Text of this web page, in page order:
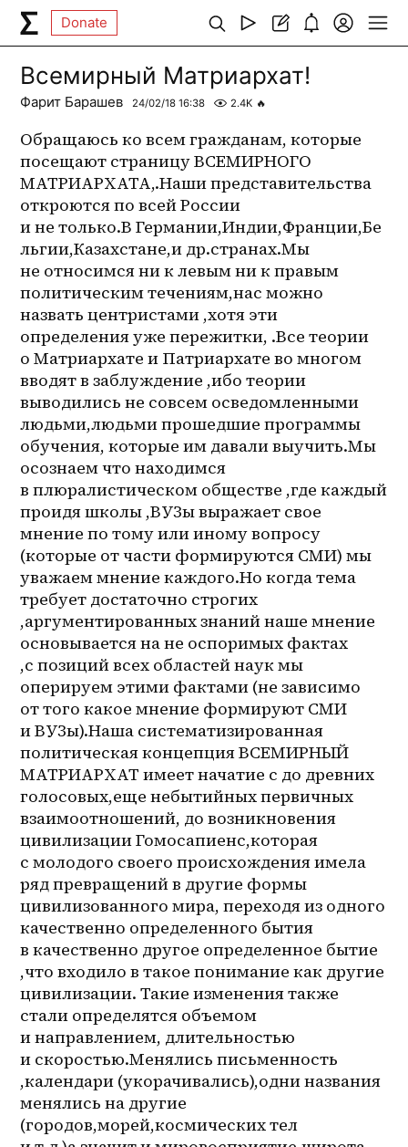
Donate
Всемирный Матриархат!
Фарит Барашев 24/02/18 16:38 2.4K 🔥
Обращаюсь ко всем гражданам, которые
посещают страницу ВСЕМИРНОГО
МАТРИАРХАТА,.Наши представительства
откроются по всей России
и не только.В Германии,Индии,Франции,Бе
льгии,Казахстане,и др.странах.Мы
не относимся ни к левым ни к правым
политическим течениям,нас можно
назвать центристами ,хотя эти
определения уже пережитки, .Все теории
о Матриархате и Патриархате во многом
вводят в заблуждение ,ибо теории
выводились не совсем осведомленными
людьми,людьми прошедшие программы
обучения, которые им давали выучить.Мы
осознаем что находимся
в плюралистическом обществе ,где каждый
проидя школы ,ВУЗы выражает свое
мнение по тому или иному вопросу
(которые от части формируются СМИ) мы
уважаем мнение каждого.Но когда тема
требует достаточно строгих
,аргументированных знаний наше мнение
основывается на не оспоримых фактах
,с позиций всех областей наук мы
оперируем этими фактами (не зависимо
от того какое мнение формируют СМИ
и ВУЗы).Наша систематизированная
политическая концепция ВСЕМИРНЫЙ
МАТРИАРХАТ имеет начатие с до древних
голосовых,еще небытийных первичных
взаимоотношений, до возникновения
цивилизации Гомосапиенс,которая
с молодого своего происхождения имела
ряд превращений в другие формы
цивилизованного мира, переходя из одного
качественно определенного бытия
в качественно другое определенное бытие
,что входило в такое понимание как другие
цивилизации. Такие изменения также
стали определятся объемом
и направлением, длительностью
и скоростью.Менялись письменность
,календари (укорачивались),одни названия
менялись на другие
(городов,морей,космических тел